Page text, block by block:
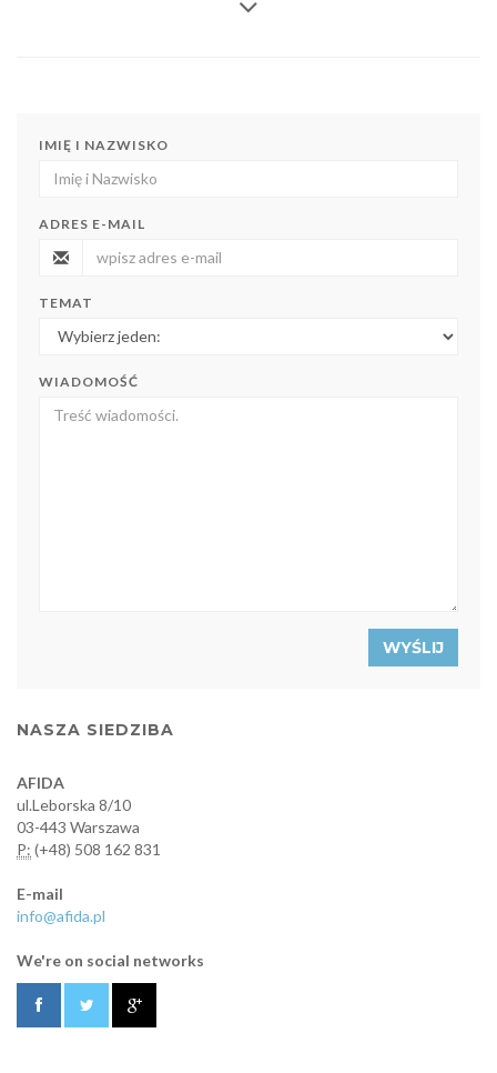
IMIĘ I NAZWISKO
ADRES E-MAIL
TEMAT
WIADOMOŚĆ
WYŚLIJ
NASZA SIEDZIBA
AFIDA
ul.Leborska 8/10
03-443 Warszawa
P: (+48) 508 162 831
E-mail
info@afida.pl
We're on social networks